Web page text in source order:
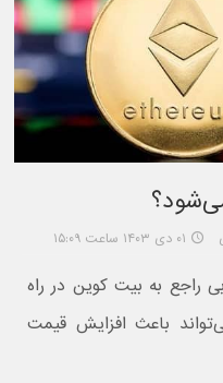
۰۱ دی ۱۴۰۳ ساعت ۱۵:۰۹
راجع به بیت کوین در راه
باعث افزایش قیمت